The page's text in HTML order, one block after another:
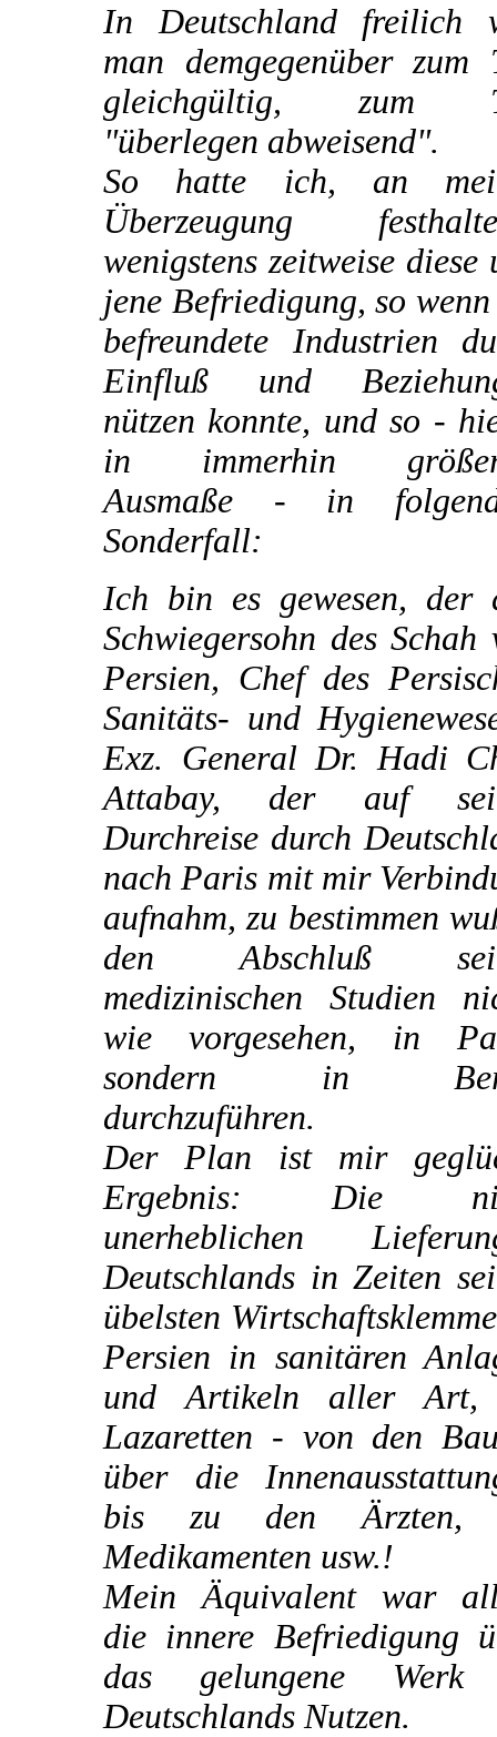
In Deutschland freilich
man demgegenüber zum
gleichgültig, zum
"überlegen abweisend".
So hatte ich, an
Überzeugung
wenigstens zeitweise diese
jene Befriedigung, so
befreundete Industrien
Einfluß und
nützen konnte, und so -
in immerhin
Ausmaße - in
Sonderfall:
Ich bin es gewesen, der
Schwiegersohn des Schah
Persien, Chef des
Sanitäts- und
Exz. General Dr. Hadi
Attabay, der auf
Durchreise durch
nach Paris mit mir
aufnahm, zu bestimmen
den Abschluß
medizinischen Studien
wie vorgesehen, in
sondern in
durchzuführen.
Der Plan ist mir
Ergebnis: Die
unerheblichen
Deutschlands in Zeiten
übelsten
Persien in sanitären
und Artikeln aller Art,
Lazaretten - von den
über die
bis zu den Ärzten,
Medikamenten usw.!
Mein Äquivalent war
die innere Befriedigung
das gelungene Werk
Deutschlands Nutzen.